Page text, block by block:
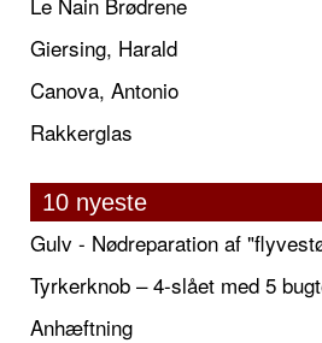
Giersing, Harald
Canova, Antonio
Rakkerglas
10 nyeste
Gulv - Nødreparation af
Tyrkerknob – 4-slået med 5
Anhæftning